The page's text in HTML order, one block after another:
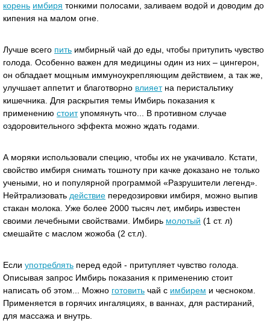
корень имбиря тонкими полосами, заливаем водой и доводим до
кипения на малом огне.
Лучше всего пить имбирный чай до еды, чтобы притупить чувство
голода. Особенно важен для медицины один из них – цингерон,
он обладает мощным иммуноукрепляющим действием, а так же,
улучшает аппетит и благотворно влияетна перистальтику
кишечника. Для раскрытия темы Имбирь показания к
применению стоитупомянуть что... В противном случае
оздоровительного эффекта можно ждать годами.
А моряки использовали специю, чтобы их не укачивало. Кстати,
свойство имбиря снимать тошноту при качке доказано не только
учеными, но и популярной программой «Разрушители легенд».
Нейтрализовать действие передозировки имбиря, можно выпив
стакан молока. Уже более 2000 тысяч лет, имбирь известен
своими лечебными свойствами. Имбирь молотый (1 ст. л)
смешайте с маслом жожоба (2 ст.л).
Если употреблять перед едой - притупляет чувство голода.
Описывая запрос Имбирь показания к применению стоит
написать об этом... Можно готовить чай с имбирем и чесноком.
Применяется в горячих ингаляциях, в ваннах, для растираний,
для массажа и внутрь.